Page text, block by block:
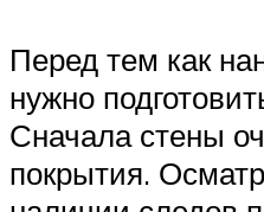
Перед тем как
нужно
Сначала стены
покрытия.